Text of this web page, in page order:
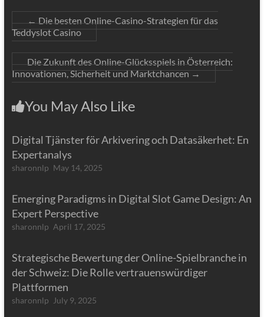
←Die besten Online-Casino-Strategien für das
Teddyslot Casino
Die Zukunft des Online-Glücksspiels in Österreich:
Innovationen, Sicherheit und Marktchancen→
You May Also Like
Digital Tjänster för Arkivering och Datasäkerhet: En
Expertanalys
sharonnlp May 14, 2025
Emerging Paradigms in Digital Slot Game Design: An
Expert Perspective
sharonnlp April 17, 2025
Strategische Bewertung der Online-Spielbranche in
der Schweiz: Die Rolle vertrauenswürdiger
Plattformen
sharonnlp July 9, 2025